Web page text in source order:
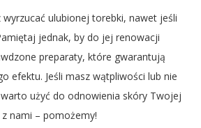
wyrzucać ulubionej torebki, nawet jeśli
jednak, by do jej renowacji
preparaty, które gwarantują
efektu. Jeśli masz wątpliwości lub nie
użyć do odnowienia skóry Twojej
nami – pomożemy!